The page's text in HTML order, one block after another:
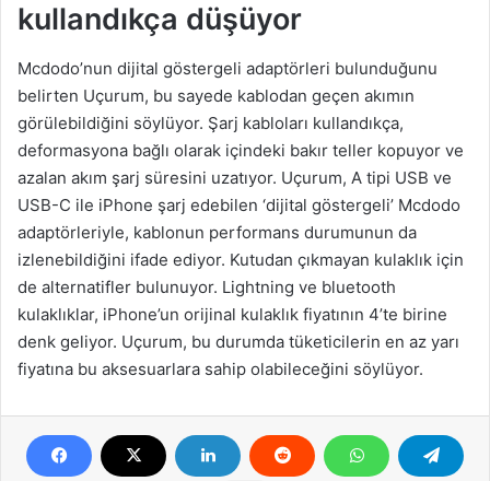
kullandıkça düşüyor
Mcdodo’nun dijital göstergeli adaptörleri bulunduğunu
belirten Uçurum, bu sayede kablodan geçen akımın
görülebildiğini söylüyor. Şarj kabloları kullandıkça,
deformasyona bağlı olarak içindeki bakır teller kopuyor ve
azalan akım şarj süresini uzatıyor. Uçurum, A tipi USB ve
USB-C ile iPhone şarj edebilen ‘dijital göstergeli’ Mcdodo
adaptörleriyle, kablonun performans durumunun da
izlenebildiğini ifade ediyor. Kutudan çıkmayan kulaklık için
de alternatifler bulunuyor. Lightning ve bluetooth
kulaklıklar, iPhone’un orijinal kulaklık fiyatının 4’te birine
denk geliyor. Uçurum, bu durumda tüketicilerin en az yarı
fiyatına bu aksesuarlara sahip olabileceğini söylüyor.